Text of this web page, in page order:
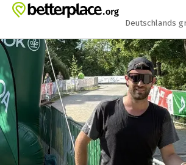
Zum Hauptinhalt springen
Erklärung zur Barrierefreiheit anzeigen